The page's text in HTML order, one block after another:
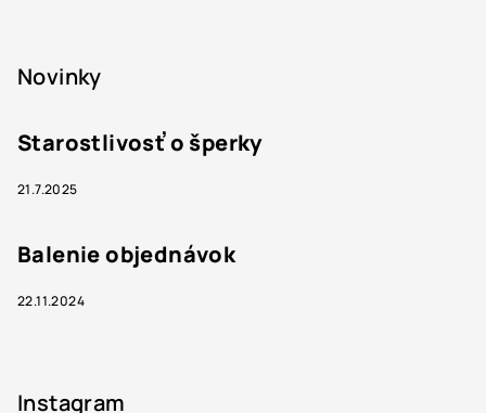
Novinky
Starostlivosť o šperky
21.7.2025
Balenie objednávok
22.11.2024
Instagram